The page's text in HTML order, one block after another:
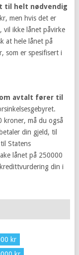
til helt nødvendig
men hvis det er
vil ikke lånet påvirke
at hele lånet på
som er spesifisert i
avtalt fører til
kroner, må du også
din gjeld, til
Statens
lånet på 250000
din i
kr